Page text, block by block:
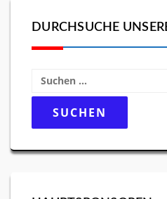
DURCHSUCHE
Suchen
nach: